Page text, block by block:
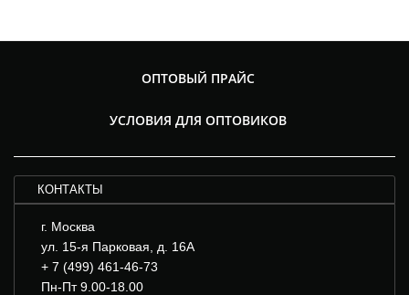
ОПТОВЫЙ ПРАЙС
УСЛОВИЯ ДЛЯ ОПТОВИКОВ
КОНТАКТЫ
г. Москва
ул. 15-я Парковая, д. 16А
+ 7 (499) 461-46-73
Пн-Пт 9.00-18.00